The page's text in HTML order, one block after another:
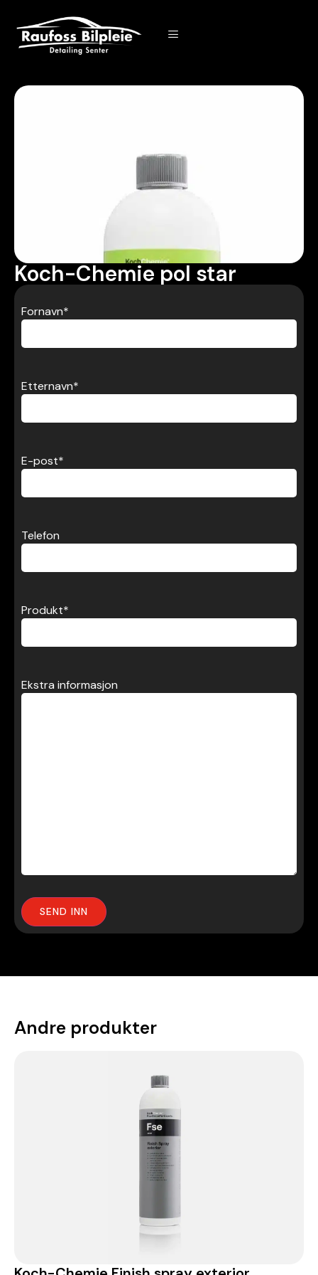
Koch-Chemie pol star
Fornavn*
Etternavn*
E-post*
Telefon
Produkt*
Ekstra informasjon
Andre produkter